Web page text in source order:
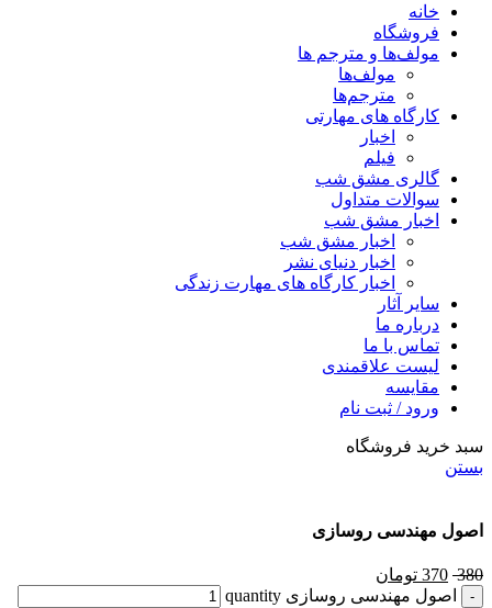
خانه
فروشگاه
مولف‌ها و مترجم ها
مولف‌ها
مترجم‌ها
کارگاه های مهارتی
اخبار
فیلم
گالری مشق شب
سوالات متداول
اخبار مشق شب
اخبار مشق شب
اخبار دنیای نشر
اخبار کارگاه های مهارت زندگی
سایر آثار
درباره ما
تماس با ما
لیست علاقمندی
مقایسه
ورود / ثبت نام
سبد خرید فروشگاه
بستن
اصول مهندسی روسازی
380
370 تومان
اصول مهندسی روسازی quantity